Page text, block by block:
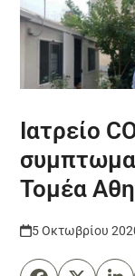
Ιατρείο
Τομέα
5 Οκτωβρίου